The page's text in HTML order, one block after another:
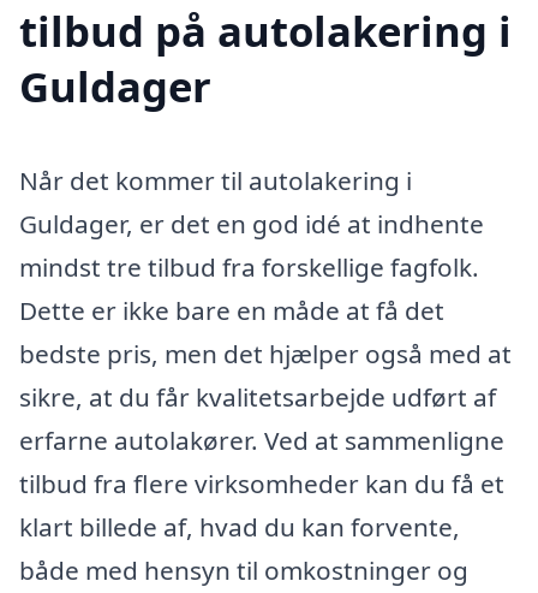
tilbud på autolakering i
Guldager
Når det kommer til autolakering i
Guldager, er det en god idé at indhente
mindst tre tilbud fra forskellige fagfolk.
Dette er ikke bare en måde at få det
bedste pris, men det hjælper også med at
sikre, at du får kvalitetsarbejde udført af
erfarne autolakører. Ved at sammenligne
tilbud fra flere virksomheder kan du få et
klart billede af, hvad du kan forvente,
både med hensyn til omkostninger og